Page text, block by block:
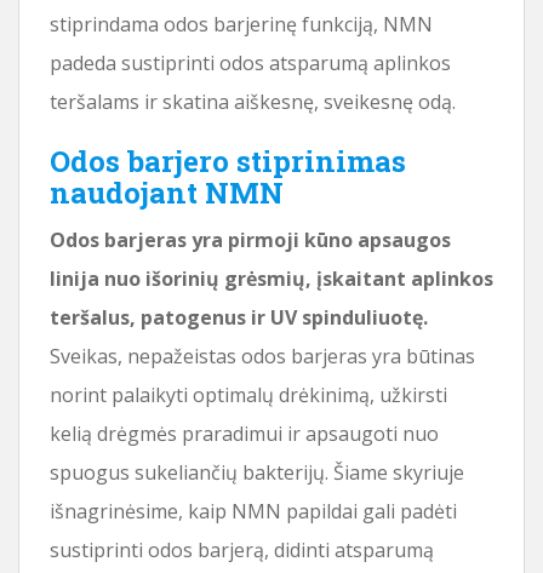
stiprindama odos barjerinę funkciją, NMN
padeda sustiprinti odos atsparumą aplinkos
teršalams ir skatina aiškesnę, sveikesnę odą.
Odos barjero stiprinimas
naudojant NMN
Odos barjeras yra pirmoji kūno apsaugos
linija nuo išorinių grėsmių, įskaitant aplinkos
teršalus, patogenus ir UV spinduliuotę.
Sveikas, nepažeistas odos barjeras yra būtinas
norint palaikyti optimalų drėkinimą, užkirsti
kelią drėgmės praradimui ir apsaugoti nuo
spuogus sukeliančių bakterijų. Šiame skyriuje
išnagrinėsime, kaip NMN papildai gali padėti
sustiprinti odos barjerą, didinti atsparumą